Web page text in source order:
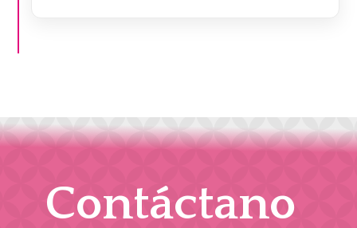
Contáctano